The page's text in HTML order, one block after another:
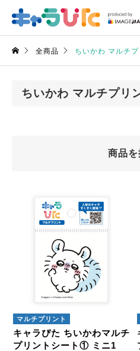
全商品 ちいかわ マルチプ
ちいかわ マルチプリ
商品を
キャラクタ
商品絞込
アイロン
A5サイズ
マルチプリント
キャラぴた ちいかわマルチ
プリントシート① ミニ1